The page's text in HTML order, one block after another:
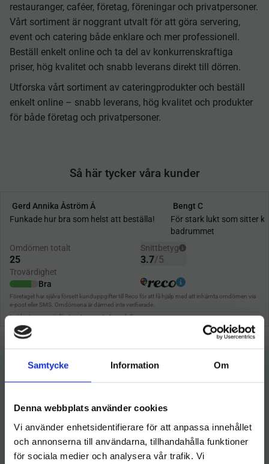
Samtycke Information Om
Denna webbplats använder cookies
Vi använder enhetsidentifierare för att anpassa innehållet
och annonserna till användarna, tillhandahålla funktioner
för sociala medier och analysera vår trafik. Vi
restauranger, caféer, företag, föreningar och privatpersoner.
Vårt sortiment är noggrant utvalt för att göra servering,
event och catering både enklare och mer professionell.
Beställ enkelt online och ta del av konkurrenskraftiga
priser, hög kvalitet och snabb leverans direkt till dörren.
Utforska vårt sortiment av cateringprodukter och beställ
enkelt online – snabb leverans, hög kvalitet och produkter
för både företag och privatpersoner.
Så här tycker våra kunder
Hygieneleeds
kundservice@hygieneleeds.se